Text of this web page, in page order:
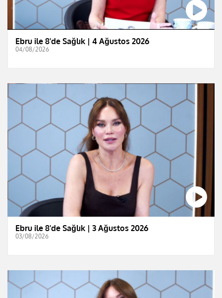
Ebru ile 8'de Sağlık | 4 Ağustos 2026
04/08/2026
Ebru ile 8'de Sağlık | 3 Ağustos 2026
03/08/2026